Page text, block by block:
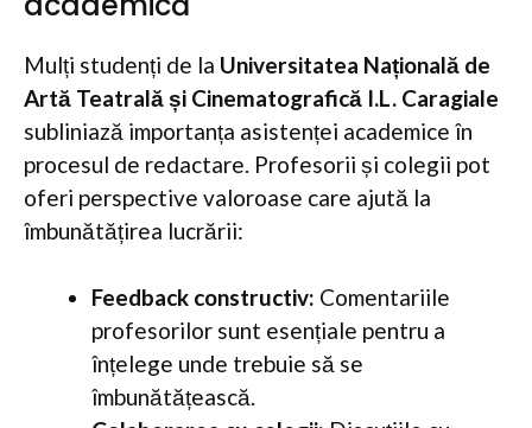
Mulți studenți de la Universitatea Națională de
Artă Teatrală și Cinematografică I.L. Caragiale
subliniază importanța asistenței academice în
procesul de redactare. Profesorii și colegii pot
oferi perspective valoroase care ajută la
îmbunătățirea lucrării:
Feedback constructiv: Comentariile
profesorilor sunt esențiale pentru a
înțelege unde trebuie să se
îmbunătățească.